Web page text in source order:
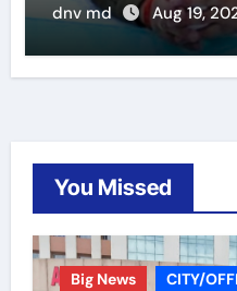
dnv md Aug 19,
You Missed
Big News CITY/